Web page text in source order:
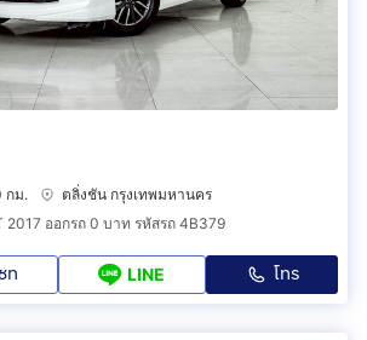
กม.
ตลิ่งชัน กรุงเทพมหานคร
2017 ออกรถ 0 บาท รหัสรถ 4B379
ท LINE โทร